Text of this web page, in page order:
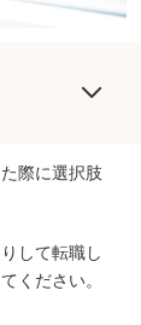
際に選択肢
して転職し
ください。